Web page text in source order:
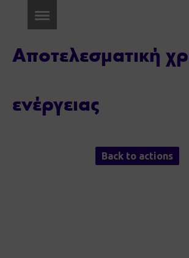
Αποτελεσματική
ενέργειας
Back to actions